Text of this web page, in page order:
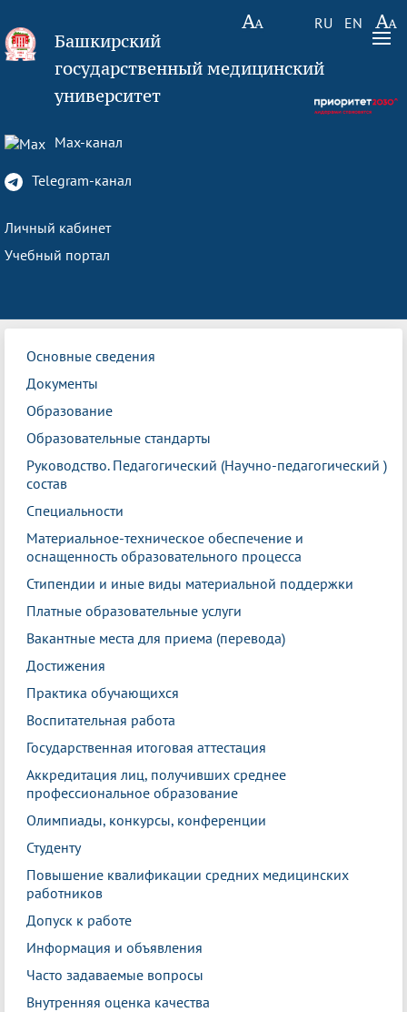
RU EN
Башкирский
государственный медицинский
университет
Max-канал
Telegram-канал
Личный кабинет
Учебный портал
Основные сведения
Документы
Образование
Образовательные стандарты
Руководство. Педагогический (Научно-педагогический )
состав
Специальности
Материальное-техническое обеспечение и
оснащенность образовательного процесса
Стипендии и иные виды материальной поддержки
Платные образовательные услуги
Вакантные места для приема (перевода)
Достижения
Практика обучающихся
Воспитательная работа
Государственная итоговая аттестация
Аккредитация лиц, получивших среднее
профессиональное образование
Олимпиады, конкурсы, конференции
Студенту
Повышение квалификации средних медицинских
работников
Допуск к работе
Информация и объявления
Часто задаваемые вопросы
Внутренняя оценка качества